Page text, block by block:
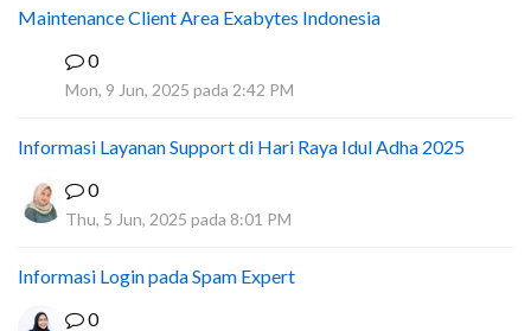
Maintenance Client Area Exabytes Indonesia
0
Mon, 9 Jun, 2025 pada 2:42 PM
Informasi Layanan Support di Hari Raya Idul Adha 2025
0
Thu, 5 Jun, 2025 pada 8:01 PM
Informasi Login pada Spam Expert
0